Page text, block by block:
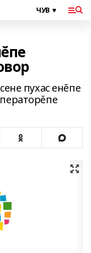
пухас енĕпе